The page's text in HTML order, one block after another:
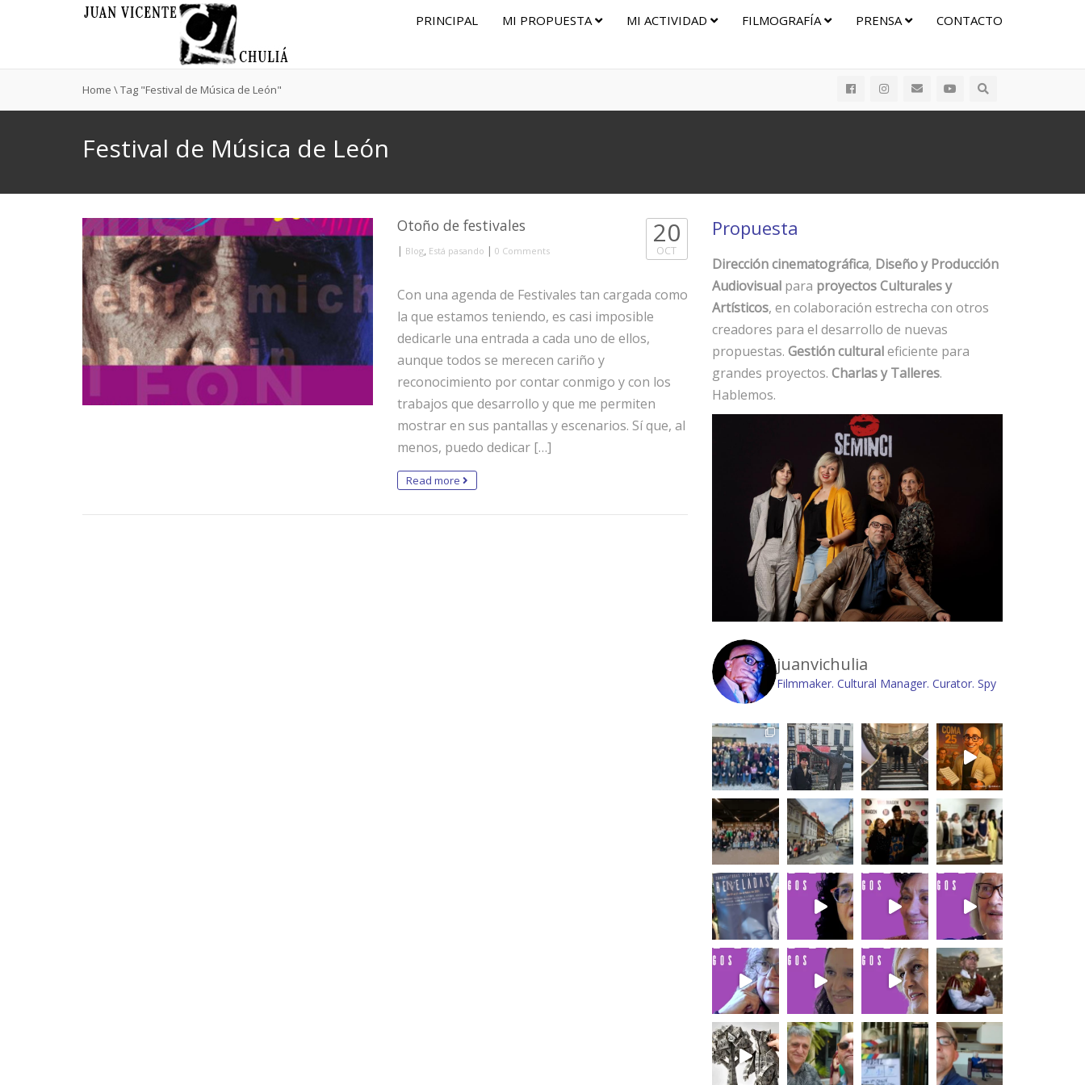
PRINCIPAL MI PROPUESTA MI ACTIVIDAD FILMOGRAFÍA PRENSA CONTACTO
Home \Tag "Festival de Música de León"
Festival de Música de León
Otoño de festivales
| Blog, Está pasando | 0 Comments
20
OCT
Con una agenda de Festivales tan cargada como
la que estamos teniendo, es casi imposible
dedicarle una entrada a cada uno de ellos,
aunque todos se merecen cariño y
reconocimiento por contar conmigo y con los
trabajos que desarrollo y que me permiten
mostrar en sus pantallas y escenarios. Sí que, al
menos, puedo dedicar […]
Read more
Propuesta
Dirección cinematográfica, Diseño y Producción
Audiovisual para proyectos Culturales y
Artísticos, en colaboración estrecha con otros
creadores para el desarrollo de nuevas
propuestas. Gestión culturaleficiente para
grandes proyectos. Charlas y Talleres.
Hablemos.
juanvichulia
Filmmaker. Cultural Manager. Curator. Spy